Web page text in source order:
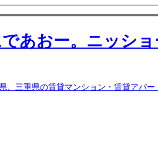
、三重県の賃貸マンション・賃貸アパー